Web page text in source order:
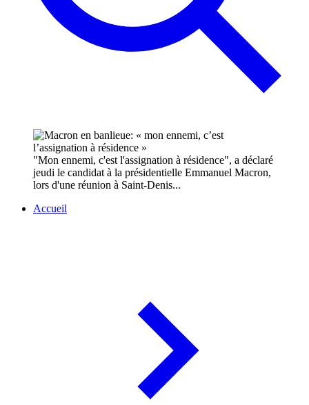
"Mon ennemi, c'est l'assignation à résidence", a déclaré
jeudi le candidat à la présidentielle Emmanuel Macron,
lors d'une réunion à Saint-Denis...
Accueil